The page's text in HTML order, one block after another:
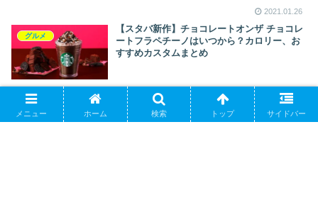
2021.01.26
グルメ
【スタバ新作】チョコレートオンザ チョコレ
ートフラペチーノはいつから？カロリー、お
すすめカスタムまとめ
2021.01.23
life
バレンタイン準備は子供と一緒に無印良品で
簡単に！ラッピングもついてて便利！
メニュー ホーム 検索 トップ サイドバー